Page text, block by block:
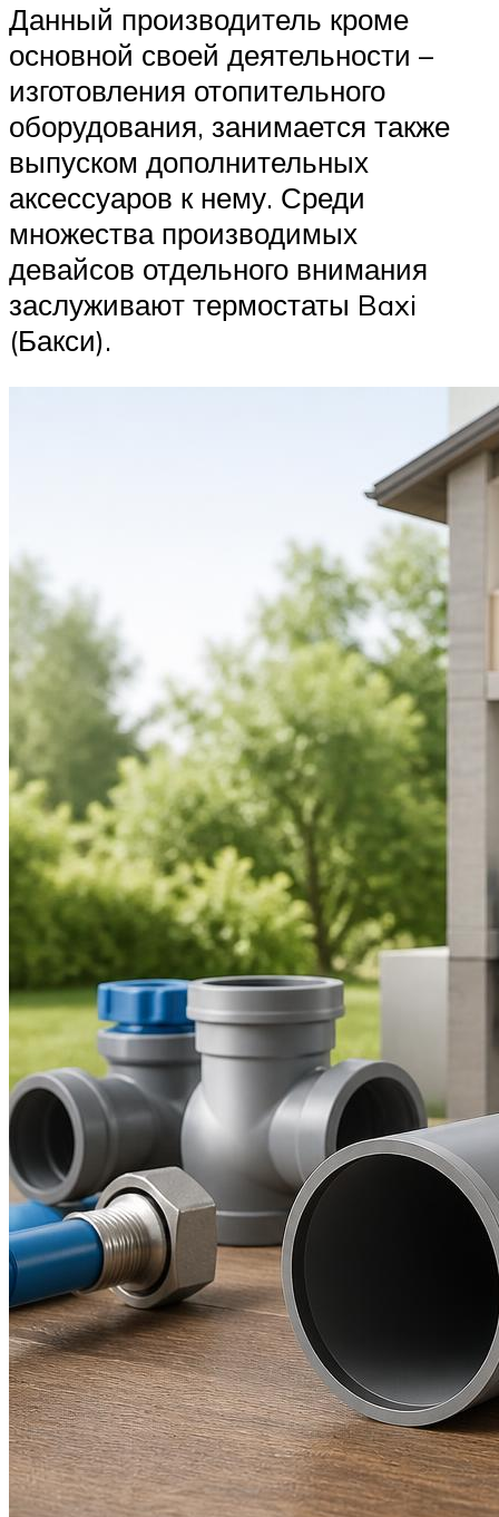
Данный производитель кроме
основной своей деятельности –
изготовления отопительного
оборудования, занимается также
выпуском дополнительных
аксессуаров к нему. Среди
множества производимых
девайсов отдельного внимания
заслуживают термостаты Baxi
(Бакси).